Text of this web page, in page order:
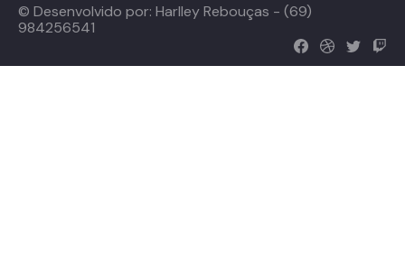
© Desenvolvido por: Harlley Rebouças - (69)
984256541